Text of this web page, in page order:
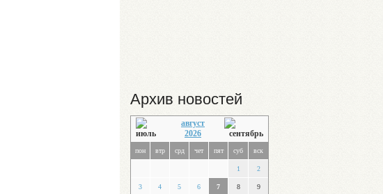
Архив новостей
август
2026
пон втр срд чет пят суб вск
1 2
3 4 5 6 7 8 9